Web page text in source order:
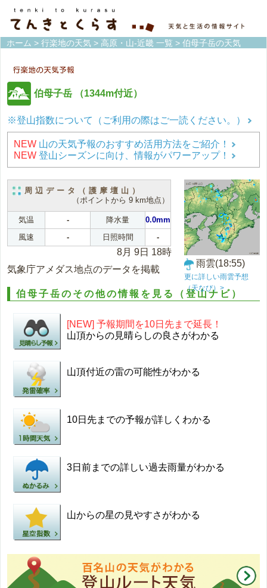
ホーム > 行楽地の天気 > 高原・山-近畿 一覧 > 伯母子岳の天気
伯母子岳 （1344m付近）
※登山指数について（ご利用の際はご一読ください。）
NEW 山の天気予報のおすすめ活用方法をご紹介！
NEW 登山シーズンに向け、情報がパワーアップ！
周辺データ（護摩壇山）
（ポイントから 9 km地点）
気温 - 降水量
0.0mm
風速
- 日照時間 -
8月 9日 18時
気象庁アメダス地点のデータを掲載
雨雲(18:55)
更に詳しい雨雲予想
（天なび）>
伯母子岳のその他の情報を見る（登山ナビ）
[NEW] 予報期間を10日先まで延長！
山頂からの見晴らしの良さがわかる
山頂付近の雷の可能性がわかる
10日先までの予報が詳しくわかる
3日前までの詳しい過去雨量がわかる
山からの星の見やすさがわかる